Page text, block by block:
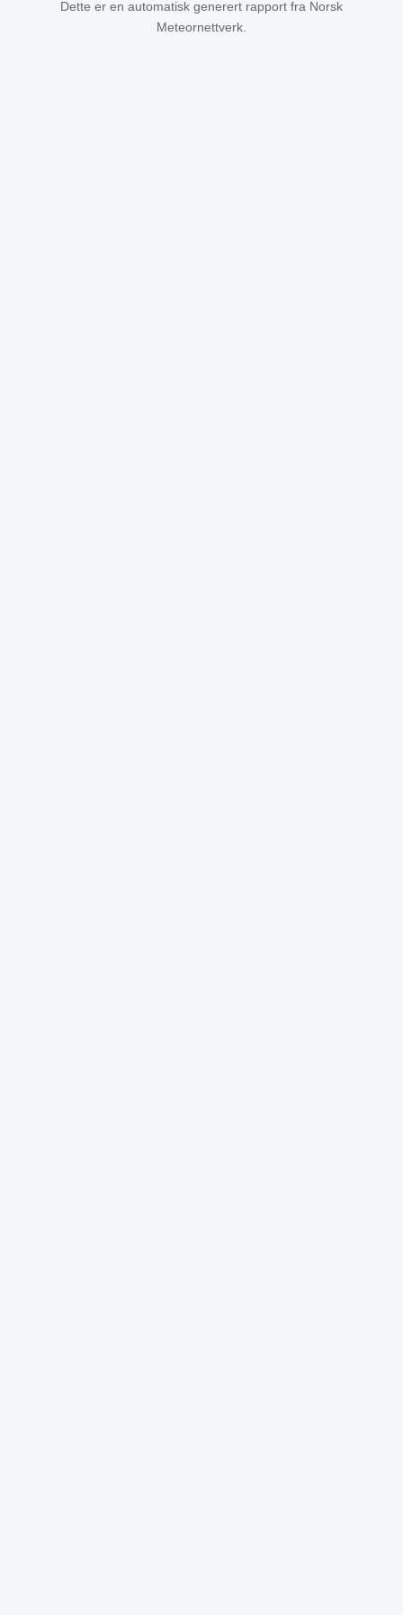
Dette er en automatisk generert rapport fra Norsk
Meteornettverk.